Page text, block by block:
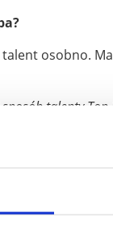
osobno.
talenty
mojej
z którą